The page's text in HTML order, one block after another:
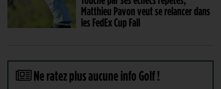
Matthieu Pavon veut se relancer dans
les FedEx Cup Fall
Ne ratez plus aucune info Golf !